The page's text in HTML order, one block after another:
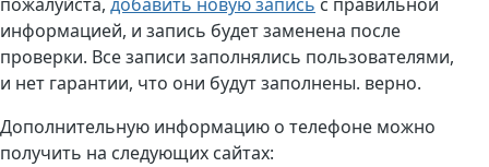
информацией, и запись будет заменена после
проверки. Все записи заполнялись пользователями,
и нет гарантии, что они будут заполнены. верно.
Дополнительную информацию о телефоне можно
получить на следующих сайтах: